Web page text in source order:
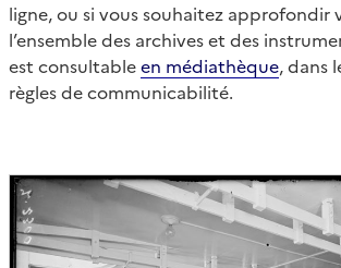
ligne, ou si vous souhaitez approfondir
l’ensemble des archives et des
est consultableen médiathèque, dans
règles de communicabilité.